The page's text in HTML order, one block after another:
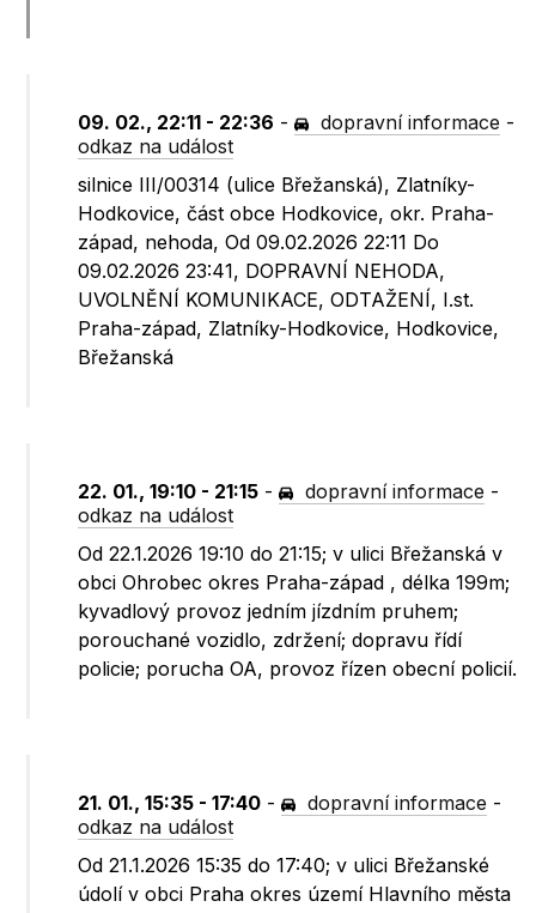
09. 02., 22:11 - 22:36 - dopravní informace -
odkaz na událost
silnice III/00314 (ulice Břežanská), Zlatníky-
Hodkovice, část obce Hodkovice, okr. Praha-
západ, nehoda, Od 09.02.2026 22:11 Do
09.02.2026 23:41, DOPRAVNÍ NEHODA,
UVOLNĚNÍ KOMUNIKACE, ODTAŽENÍ, I.st.
Praha-západ, Zlatníky-Hodkovice, Hodkovice,
Břežanská
22. 01., 19:10 - 21:15 - dopravní informace -
odkaz na událost
Od 22.1.2026 19:10 do 21:15; v ulici Břežanská v
obci Ohrobec okres Praha-západ , délka 199m;
kyvadlový provoz jedním jízdním pruhem;
porouchané vozidlo, zdržení; dopravu řídí
policie; porucha OA, provoz řízen obecní policií.
21. 01., 15:35 - 17:40 - dopravní informace -
odkaz na událost
Od 21.1.2026 15:35 do 17:40; v ulici Břežanské
údolí v obci Praha okres území Hlavního města